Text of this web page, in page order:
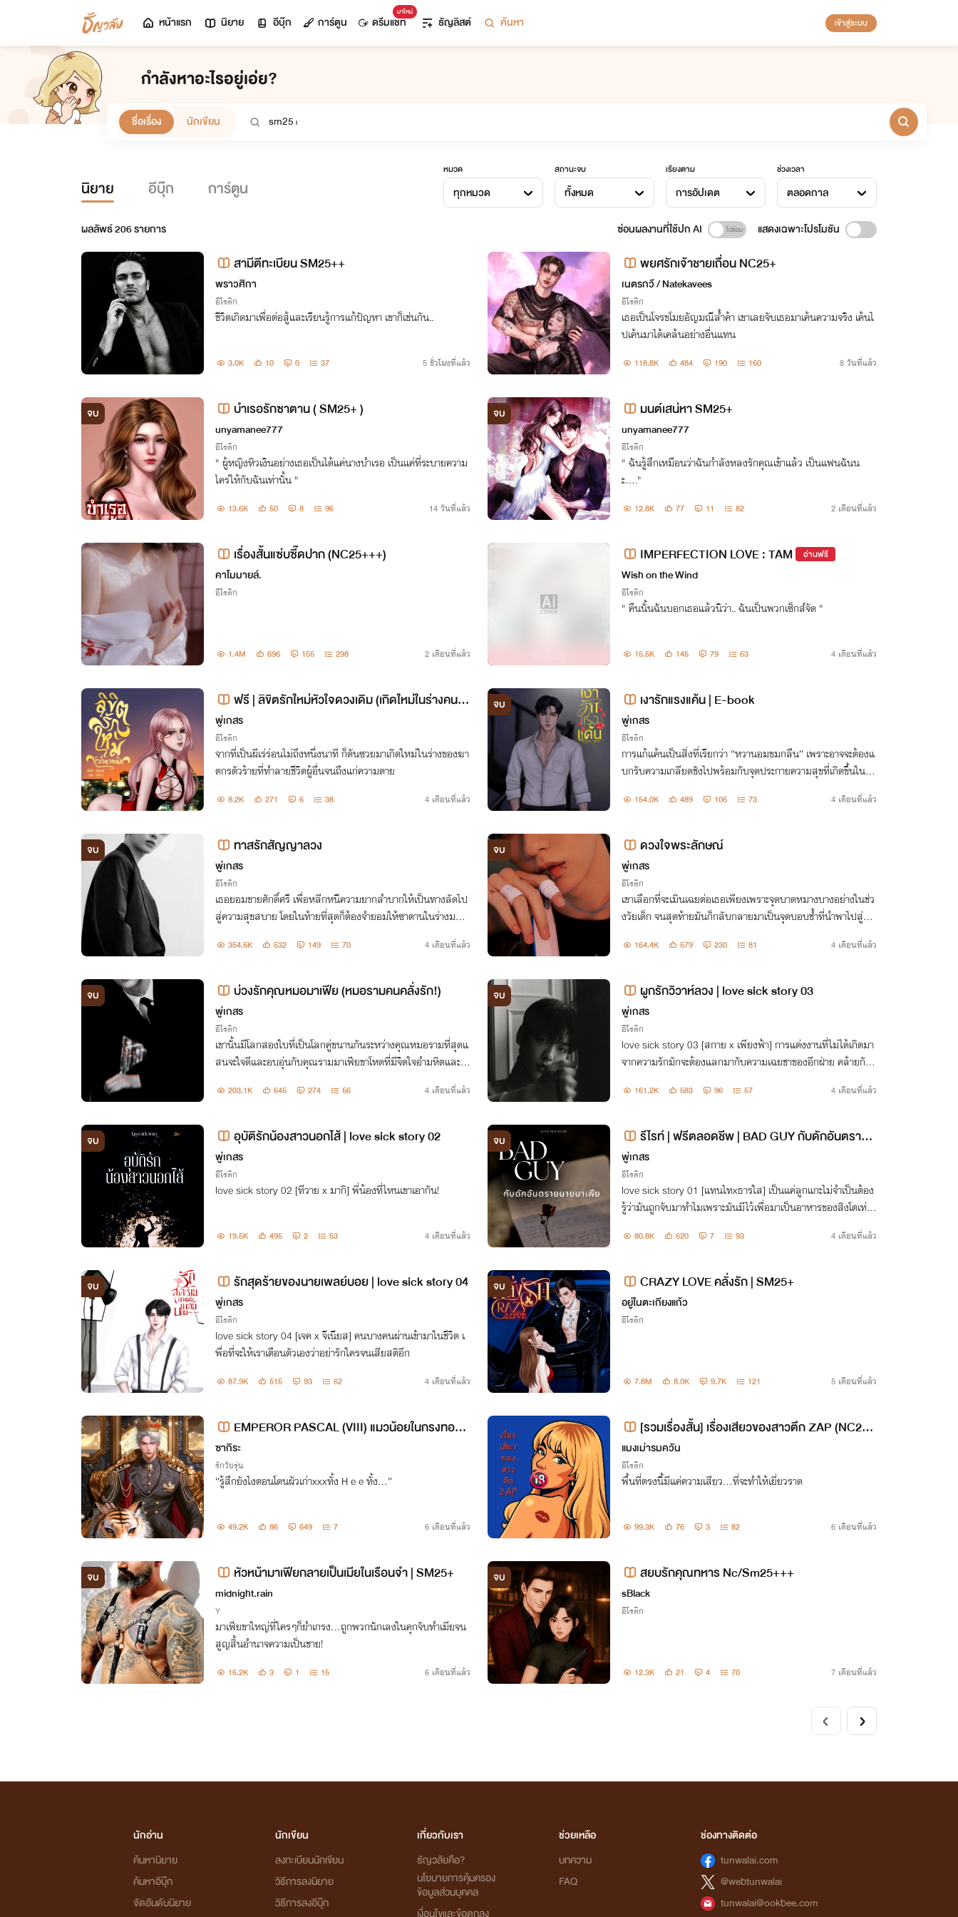
หน้าแรก นิยาย อีบุ๊ก การ์ตูน
มาใหม่
ดรีมแชท ธัญลิสต์ ค้นหา เข้าสู่ระบบ
กำลังหาอะไรอยู่เอ่ย?
ชื่อเรื่อง นักเขียน
นิยาย อีบุ๊ก การ์ตูน
หมวด
ทุกหมวด
สถานะจบ
ทั้งหมด
เรียงตาม
การอัปเดต
ช่วงเวลา
ตลอดกาล
ผลลัพธ์206รายการ ซ่อนผลงานที่ใช้ปก AI แสดงเฉพาะโปรโมชัน
สามีตีทะเบียน SM25++
พราวศิกา
อีโรติก
ชีวิตเกิดมาเพื่อต่อสู้และเรียนรู้การแก้ปัญหา เขาก็เช่นกัน..
3.0K 10 0 37 5 ชั่วโมงที่แล้ว
พยศรักเจ้าชายเถื่อน NC25+
เนตรกวี / Natekavees
อีโรติก
เธอเป็นโจรขโมยอัญมณีล้ำค้า เขาเลยจับเธอมาเค้นความจริง เค้นไ
ปเค้นมาได้เคล้นอย่างอื่นแทน
118.8K 484 190 160 8 วันที่แล้ว
จบ บำเรอรักซาตาน ( SM25+ )
unyamanee777
อีโรติก
" ผู้หญิงหิวเงินอย่างเธอเป็นได้แค่นางบำเรอ เป็นแค่ที่ระบายความ
ใคร่ให้กับฉันเท่านั้น "
13.6K 50 8 96 14 วันที่แล้ว
จบ มนต์เสน่หา SM25+
unyamanee777
อีโรติก
" ฉันรู้สึกเหมือนว่าฉันกำลังหลงรักคุณเข้าแล้ว เป็นแฟนฉันน
ะ...."
12.8K 77 11 82 2 เดือนที่แล้ว
เรื่องสั้นแซ่บซี๊ดปาก (NC25+++)
คาโมมายล์.
อีโรติก
1.4M 696 155 298 2 เดือนที่แล้ว
IMPERFECTION LOVE : TAM อ่านฟรี
Wish on the Wind
อีโรติก
" คืนนั้นฉันบอกเธอแล้วนิว่า.. ฉันเป็นพวกเซ็กส์จัด "
15.5K 145 79 63 4 เดือนที่แล้ว
ฟรี | ลิขิตรักใหม่หัวใจดวงเดิม (เกิดใหม่ในร่างคนเล
ว)
พู่เกสร
อีโรติก
จากที่เป็นผีเร่ร่อนไม่ถึงหนึ่งนาที ก็ดันซวยมาเกิดใหม่ในร่างของฆา
ตกรตัวร้ายที่ทำลายชีวิตผู้อื่นจนถึงแก่ความตาย
8.2K 271 6 38 4 เดือนที่แล้ว
จบ เงารักแรงแค้น | E-book
พู่เกสร
อีโรติก
การแก้แค้นเป็นสิ่งที่เรียกว่า “หวานอมขมกลืน” เพราะอาจจะต้องแ
บกรับความเกลียดชังไปพร้อมกับจุดประกายความสุขที่เกิดขึ้นในภา
ย์ไปอย่างสมบูรณ์แบบ
154.0K 489 106 73 4 เดือนที่แล้ว
จบ ทาสรักสัญญาลวง
พู่เกสร
อีโรติก
เธอยอมขายศักดิ์ศรี เพื่อหลีกหนีความยากลำบากให้เป็นทางลัดไป
สู่ความสุขสบาย โดยในท้ายที่สุดก็ต้องจำยอมให้ซาตานในร่างมนุษ
ปรียบชนชั้นที่ต่ำกว่า
354.5K 532 149 70 4 เดือนที่แล้ว
จบ ดวงใจพระลักษณ์
พู่เกสร
อีโรติก
เขาเลือกที่จะเมินเฉยต่อเธอเพียงเพราะจุดบาดหมางบางอย่างในช่ว
งวัยเด็ก จนสุดท้ายมันก็กลับกลายมาเป็นจุดบอบช้ำที่นำพาไปสู่คว
164.4K 579 230 81 4 เดือนที่แล้ว
จบ บ่วงรักคุณหมอมาเฟีย (หมอรามคนคลั่งรัก!)
พู่เกสร
อีโรติก
เขานั้นมีโลกสองใบที่เป็นโลกคู่ขนานกันระหว่างคุณหมอรามที่สุดแ
สนจะใจดีและอบอุ่นกับคุณรามมาเฟียขาโหดที่มีจิตใจอำมหิตและเลื
203.1K 645 274 56 4 เดือนที่แล้ว
จบ ผูกรักวิวาห์ลวง | love sick story 03
พู่เกสร
อีโรติก
love sick story 03 [สกาย x เพียงฟ้า] การแต่งงานที่ไม่ได้เกิดมา
จากความรักมักจะต้องแลกมากับความเฉยชาของอีกฝ่าย คล้ายกับเ
ที 161.2K 583 96 57 4 เดือนที่แล้ว
จบ อุบัติรักน้องสาวนอกไส้ | love sick story 02
พู่เกสร
อีโรติก
love sick story 02 [ทีวาย x มากิ] พี่น้องที่ไหนเขาเอากัน!
19.5K 495 2 53 4 เดือนที่แล้ว
จบ
รีไรท์ | ฟรีตลอดชีพ | BAD GUY กับดักอันตรายน
ายมาเฟีย | love sick story 01
พู่เกสร
อีโรติก
love sick story 01 [แทนไทxธารใส] เป็นแค่ลูกแกะไม่จำเป็นต้อง
รู้ว่ามันถูกจับมาทำไมเพราะมันมีไว้เพื่อมาเป็นอาหารของสิงโตเท่านั้
80.8K 620 7 93 4 เดือนที่แล้ว
จบ รักสุดร้ายของนายเพลย์บอย | love sick story 04
พู่เกสร
อีโรติก
love sick story 04 [เจค x จีเนียส] คนบางคนผ่านเข้ามาในชีวิต เ
พื่อที่จะให้เราเตือนตัวเองว่าอย่ารักใครจนเสียสติอีก
87.9K 515 93 62 4 เดือนที่แล้ว
จบ CRAZY LOVE คลั่งรัก | SM25+
อยู่ในตะเกียงแก้ว
อีโรติก
7.8M 8.0K 9.7K 121 5 เดือนที่แล้ว
EMPEROR PASCAL (VIII) แมวน้อยในกรงทองข
องจักรพรรดิปาสคาล SM25+++
ซากิระ
รักวัยรุ่น
“รู้สึกยังไงตอนโดนผัวเก่าxxxทั้ง H e e ทั้ง...”
49.2K 86 649 7 6 เดือนที่แล้ว
[รวมเรื่องสั้น] เรื่องเสียวของสาวตึก ZAP (NC25
+)
แมงเม่ารมควัน
อีโรติก
พื้นที่ตรงนี้มีแค่ความเสียว...ที่จะทำให้เยี่ยวราด
99.3K 76 3 82 6 เดือนที่แล้ว
จบ หัวหน้ามาเฟียกลายเป็นเมียในเรือนจำ | SM25+
midnight.rain
Y
มาเฟียขาใหญ่ที่ใครๆก็ยำเกรง...ถูกพวกนักเลงในคุกจับทำเมียจน
สูญสิ้นอำนาจความเป็นชาย!
16.2K 3 1 15 6 เดือนที่แล้ว
จบ สยบรักคุณทหาร Nc/Sm25+++
sBlack
อีโรติก
12.3K 21 4 70 7 เดือนที่แล้ว
นักอ่าน
ค้นหานิยาย
ค้นหาอีบุ๊ก
จัดอันดับนิยาย
นักเขียน
ลงทะเบียนนักเขียน
วิธีการลงนิยาย
วิธีการลงอีบุ๊ก
เกี่ยวกับเรา
ธัญวลัยคือ?
นโยบายการคุ้มครอง
ข้อมูลส่วนบุคคล
ช่วยเหลือ
บทความ
FAQ
ช่องทางติดต่อ
tunwalai.com
@webtunwalai
tunwalai@ookbee.com